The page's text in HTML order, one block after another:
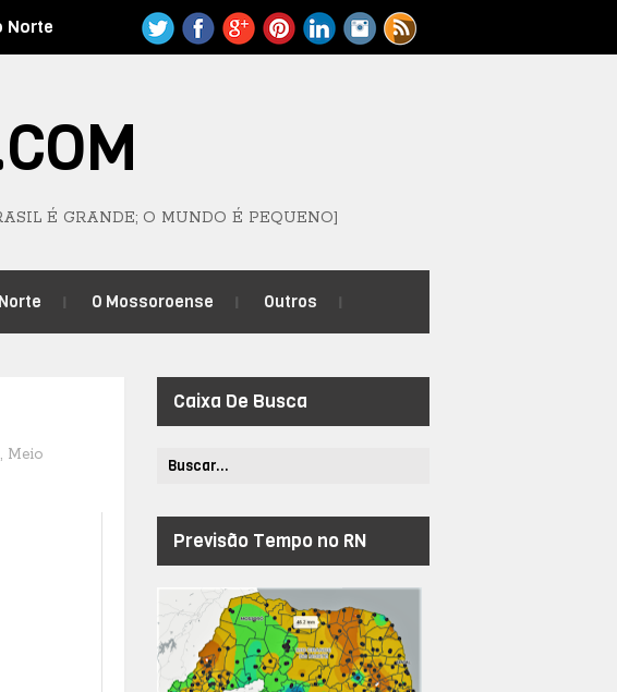
Norte
É GRANDE; O MUNDO É PEQUENO]
O Mossoroense Outros
, Meio
Caixa De Busca
Previsão Tempo no RN